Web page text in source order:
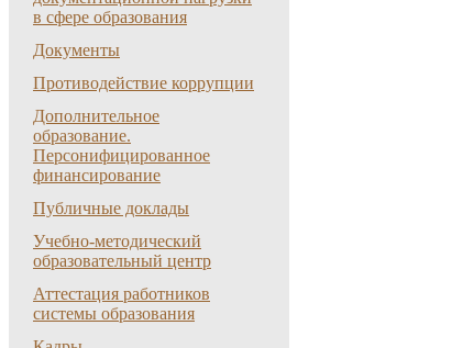
в сфере образования
Документы
Противодействие коррупции
Дополнительное
образование.
Персонифицированное
финансирование
Публичные доклады
Учебно-методический
образовательный центр
Аттестация работников
системы образования